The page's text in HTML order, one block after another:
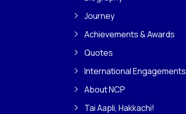
Journey
Achievements & Awards
Quotes
International Engagements
About NCP
Tai Aapli, Hakkachi!